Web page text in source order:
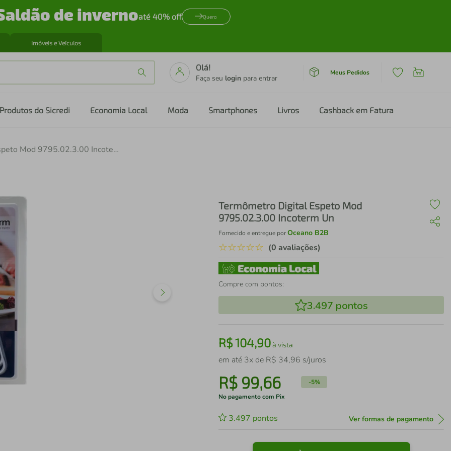
de invernoaté 40% off Quero
Imóveis e Veículos
Olá!
Faça seu login para entrar
Meus Pedidos
Produtos do Sicredi Economia Local Moda Smartphones Livros Cashback em Fatura
Termômetro Digital Espeto Mod 9795.02.3.00 Incoterm Un
Termômetro Digital Espeto Mod
9795.02.3.00 Incoterm Un
Fornecido e entregue porOceano B2B
☆☆☆☆☆ (0 avaliações)
Compre com pontos:
3.497 pontos
R$104,90à vista
em até 3x de R$ 34,96 s/juros
R$ 99,66 -5%
No pagamento com Pix
3.497 pontos Ver formas de pagamento